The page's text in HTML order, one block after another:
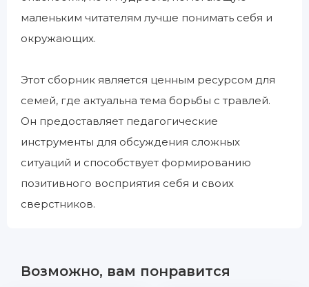
маленьким читателям лучше понимать себя и
окружающих.
Этот сборник является ценным ресурсом для
семей, где актуальна тема борьбы с травлей.
Он предоставляет педагогические
инструменты для обсуждения сложных
ситуаций и способствует формированию
позитивного восприятия себя и своих
сверстников.
Возможно, вам понравится